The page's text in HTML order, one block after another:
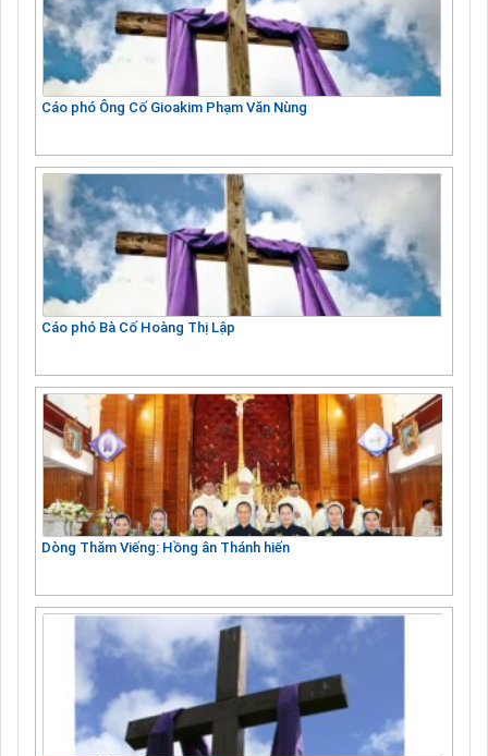
Cáo phó Ông Cố Gioakim Phạm Văn Nùng
Cáo phó Bà Cố Hoàng Thị Lập
Dòng Thăm Viếng: Hồng ân Thánh hiến